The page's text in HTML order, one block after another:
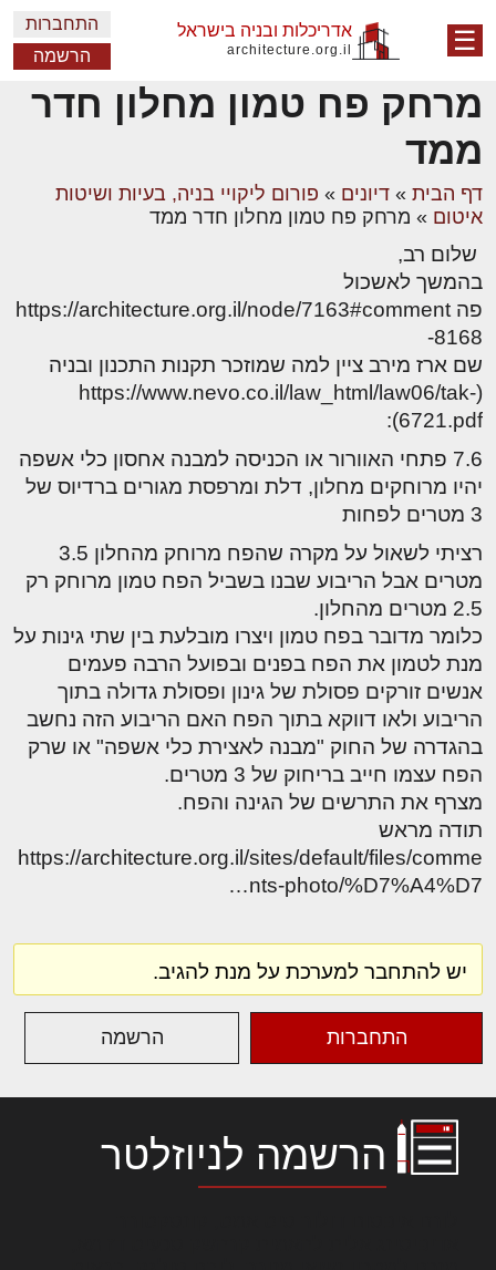
☰ אדריכלות ובניה בישראל
architecture.org.il
התחברות
הרשמה
מרחק פח טמון מחלון חדר
ממד
דף הבית » דיונים » פורום ליקויי בניה, בעיות ושיטות
איטום » מרחק פח טמון מחלון חדר ממד
שלום רב,
בהמשך לאשכול
פה https://architecture.org.il/node/7163#comment
-8168
שם ארז מירב ציין למה שמוזכר תקנות התכנון ובניה
(https://www.nevo.co.il/law_html/law06/tak-
6721.pdf):
7.6 פתחי האוורור או הכניסה למבנה אחסון כלי אשפה
יהיו מרוחקים מחלון, דלת ומרפסת מגורים ברדיוס של
3 מטרים לפחות
רציתי לשאול על מקרה שהפח מרוחק מהחלון 3.5
מטרים אבל הריבוע שבנו בשביל הפח טמון מרוחק רק
2.5 מטרים מהחלון.
כלומר מדובר בפח טמון ויצרו מובלעת בין שתי גינות על
מנת לטמון את הפח בפנים ובפועל הרבה פעמים
אנשים זורקים פסולת של גינון ופסולת גדולה בתוך
הריבוע ולאו דווקא בתוך הפח האם הריבוע הזה נחשב
בהגדרה של החוק "מבנה לאצירת כלי אשפה" או שרק
הפח עצמו חייב בריחוק של 3 מטרים.
מצרף את התרשים של הגינה והפח.
תודה מראש
https://architecture.org.il/sites/default/files/comme
nts-photo/%D7%A4%D7…
יש להתחבר למערכת על מנת להגיב.
התחברות הרשמה
הרשמה לניוזלטר